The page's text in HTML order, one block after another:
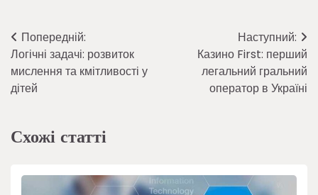
Навігація
записів
Попередній:
Логічні задачі: розвиток
мислення та кмітливості у
дітей
Наступний:
Казино First: перший
легальний гральний
оператор в Україні
Схожі статті